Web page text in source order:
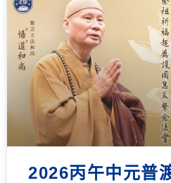
2026丙午中元普